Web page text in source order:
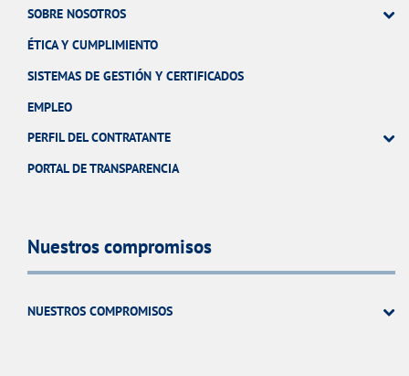
SOBRE NOSOTROS
ÉTICA Y CUMPLIMIENTO
SISTEMAS DE GESTIÓN Y CERTIFICADOS
EMPLEO
PERFIL DEL CONTRATANTE
PORTAL DE TRANSPARENCIA
Nuestros compromisos
NUESTROS COMPROMISOS